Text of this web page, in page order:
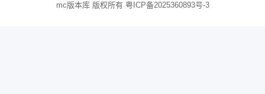
mc版本库 版权所有 粤ICP备2025360893号-3